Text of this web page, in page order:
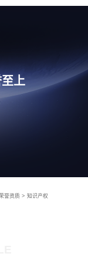
上
誉资质 > 知识产权